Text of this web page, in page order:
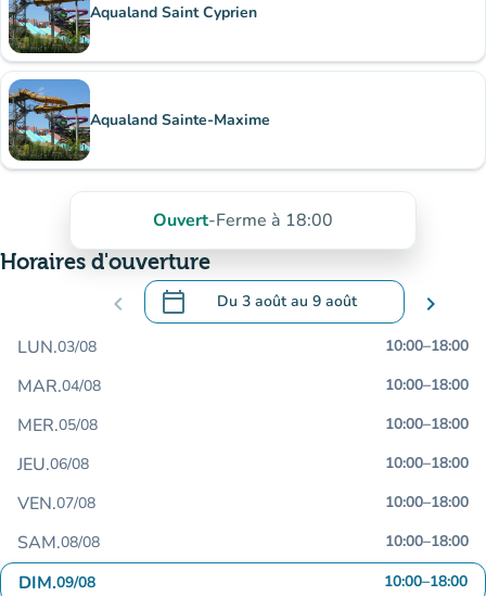
Aqualand Saint Cyprien
Aqualand Sainte-Maxime
Ouvert-Ferme à 18:00
Horaires d'ouverture
chevron_left calendar_today Du 3 aoûtau 9 août
.Ouvrir le calendrier pour changer de
chevron_right
LUN.03/08 10:00–18:00
MAR.04/08 10:00–18:00
MER.05/08 10:00–18:00
JEU.06/08 10:00–18:00
VEN.07/08 10:00–18:00
SAM.08/08 10:00–18:00
DIM.09/08 10:00–18:00